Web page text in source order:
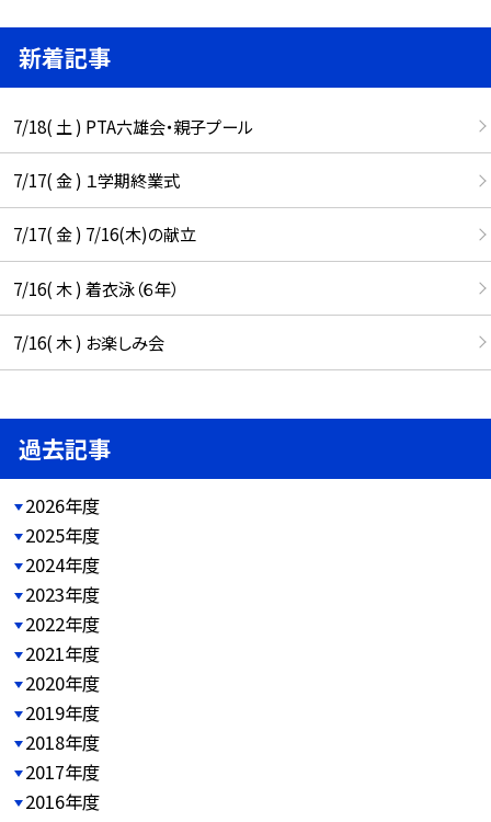
新着記事
7/18( 土 ) PTA六雄会・親子プール
7/17( 金 ) １学期終業式
7/17( 金 ) 7/16(木)の献立
7/16( 木 ) 着衣泳（６年）
7/16( 木 ) お楽しみ会
過去記事
2026年度
2025年度
2024年度
2023年度
2022年度
2021年度
2020年度
2019年度
2018年度
2017年度
2016年度